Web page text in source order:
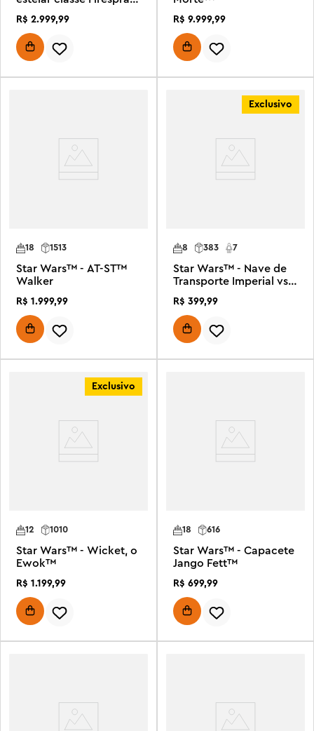
R$ 2.999,99 R$ 9.999,99
18 1513
Star Wars™ - AT-ST™
Walker
R$ 1 .999,99
Exclusivo
7
383
8
Star Wars™ - Nave de
Transporte Imperial vs.
Rebelde
R$ 399,99
Exclusivo
12 1010
Star Wars™ - Wicket, o
Ewok™
R$ 1 .199,99
18 616
Star Wars™ - Capacete
Jango Fett™
R$ 699,99